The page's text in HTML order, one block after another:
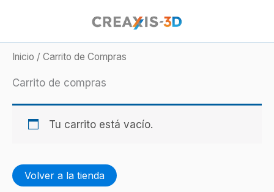
contenido
Inicio / Carrito de Compras
Carrito de compras
Tu carrito está vacío.
Volver a la tienda